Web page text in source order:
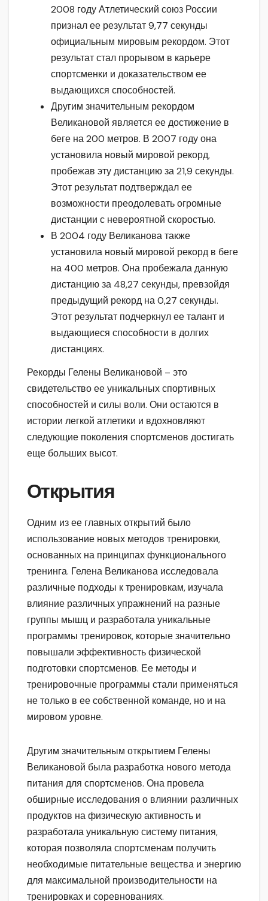
2008 году Атлетический союз России
признал ее результат 9,77 секунды
официальным мировым рекордом. Этот
результат стал прорывом в карьере
спортсменки и доказательством ее
выдающихся способностей.
Другим значительным рекордом
Великановой является ее достижение в
беге на 200 метров. В 2007 году она
установила новый мировой рекорд,
пробежав эту дистанцию за 21,9 секунды.
Этот результат подтверждал ее
возможности преодолевать огромные
дистанции с невероятной скоростью.
В 2004 году Великанова также
установила новый мировой рекорд в беге
на 400 метров. Она пробежала данную
дистанцию за 48,27 секунды, превзойдя
предыдущий рекорд на 0,27 секунды.
Этот результат подчеркнул ее талант и
выдающиеся способности в долгих
дистанциях.
Рекорды Гелены Великановой – это
свидетельство ее уникальных спортивных
способностей и силы воли. Они остаются в
истории легкой атлетики и вдохновляют
следующие поколения спортсменов достигать
еще больших высот.
Открытия
Одним из ее главных открытий было
использование новых методов тренировки,
основанных на принципах функционального
тренинга. Гелена Великанова исследовала
различные подходы к тренировкам, изучала
влияние различных упражнений на разные
группы мышц и разработала уникальные
программы тренировок, которые значительно
повышали эффективность физической
подготовки спортсменов. Ее методы и
тренировочные программы стали применяться
не только в ее собственной команде, но и на
мировом уровне.
Другим значительным открытием Гелены
Великановой была разработка нового метода
питания для спортсменов. Она провела
обширные исследования о влиянии различных
продуктов на физическую активность и
разработала уникальную систему питания,
которая позволяла спортсменам получить
необходимые питательные вещества и энергию
для максимальной производительности на
тренировках и соревнованиях.